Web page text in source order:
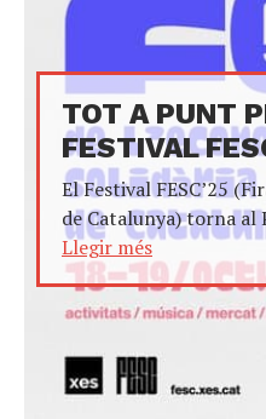
TOT A PUNT
FESTIVAL
El Festival FESC’25
de Catalunya) torna al
Llegir més